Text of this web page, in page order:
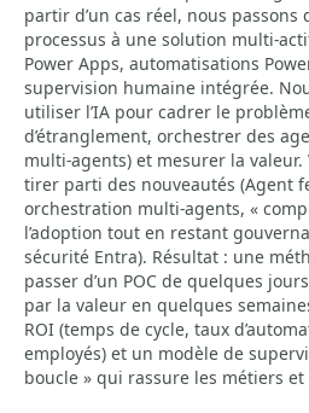
partir d’un cas réel, nous
processus à une solution multi-
Power Apps, automatisations
supervision humaine intégrée.
utiliser l’IA pour cadrer le
d’étranglement, orchestrer des
multi-agents) et mesurer la valeur.
tirer parti des nouveautés (Agent
orchestration multi-agents, «
l’adoption tout en restant
sécurité Entra). Résultat : une
passer d’un POC de quelques
par la valeur en quelques
ROI (temps de cycle, taux
employés) et un modèle de
boucle » qui rassure les métiers